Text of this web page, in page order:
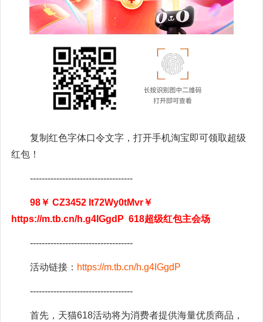
复制红色字体口令文字，打开手机淘宝即可领取超级
红包！
-----------------------------------
98￥ CZ3452 It72Wy0tMvr￥
https://m.tb.cn/h.g4IGgdP 618超级红包主会场
-----------------------------------
活动链接： https://m.tb.cn/h.g4IGgdP
-----------------------------------
首先，天猫618活动将为消费者提供海量优质商品，